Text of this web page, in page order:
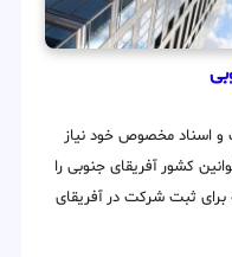
و اسناد مخصوص خود نیاز
کشور آفریقای جنوبی را
ثبت شرکت در آفریقای